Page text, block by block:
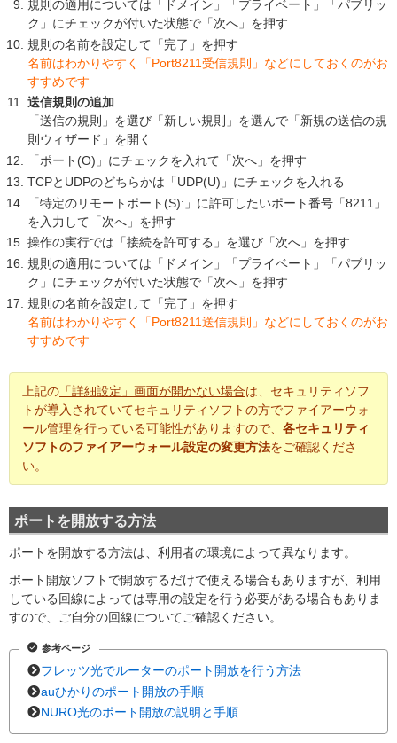
規則の適用については「ドメイン」「プライベート」「パブリッ
ク」にチェックが付いた状態で「次へ」を押す
規則の名前を設定して「完了」を押す
名前はわかりやすく「Port8211受信規則」などにしておくのがお
すすめです
送信規則の追加
「送信の規則」を選び「新しい規則」を選んで「新規の送信の規
則ウィザード」を開く
「ポート(O)」にチェックを入れて「次へ」を押す
TCPとUDPのどちらかは「UDP(U)」にチェックを入れる
「特定のリモートポート(S):」に許可したいポート番号「8211」
を入力して「次へ」を押す
操作の実行では「接続を許可する」を選び「次へ」を押す
規則の適用については「ドメイン」「プライベート」「パブリッ
ク」にチェックが付いた状態で「次へ」を押す
規則の名前を設定して「完了」を押す
名前はわかりやすく「Port8211送信規則」などにしておくのがお
すすめです
上記の 「詳細設定」画面が開かない場合は、セキュリティソフ
トが導入されていてセキュリティソフトの方でファイアーウォ
ール管理を行っている可能性がありますので、 各セキュリティ
ソフトのファイアーウォール設定の変更方法をご確認くださ
い。
ポートを開放する方法
ポートを開放する方法は、利用者の環境によって異なります。
ポート開放ソフトで開放するだけで使える場合もありますが、利用
している回線によっては専用の設定を行う必要がある場合もありま
すので、ご自分の回線についてご確認ください。
参考ページ
フレッツ光でルーターのポート開放を行う方法
auひかりのポート開放の手順
NURO光のポート開放の説明と手順